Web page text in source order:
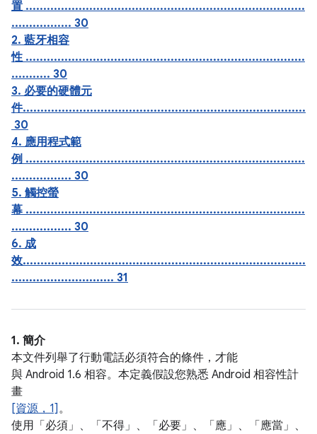
置 ...............................................................................
................. 30
2. 藍牙相容
性 ...............................................................................
........... 30
3. 必要的硬體元
件................................................................................
30
4. 應用程式範
例 ...............................................................................
................. 30
5. 觸控螢
幕 ...............................................................................
................. 30
6. 成
效................................................................................
............................. 31
1. 簡介
本文件列舉了行動電話必須符合的條件，才能
與 Android 1.6 相容。本定義假設您熟悉 Android 相容性計
畫
[資源，1] 。
使用「必須」、「不得」、「必要」、「應」、「應當」、